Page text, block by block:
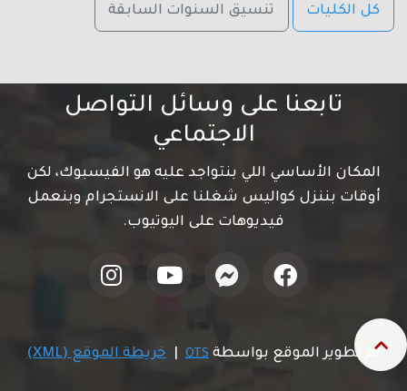
كل الكليات تنسيق السنوات السابقة
تابعنا على وسائل التواصل
الاجتماعي
المكان الأساسي اللي بنتواجد عليه هو الفيسبوك، لكن
أوقات بننزل كواليس شغلنا على الانستجرام وبنعمل
فيديوهات على اليوتيوب.
تم تطوير الموقع بواسطة OTS خريطة الموقع (XML)